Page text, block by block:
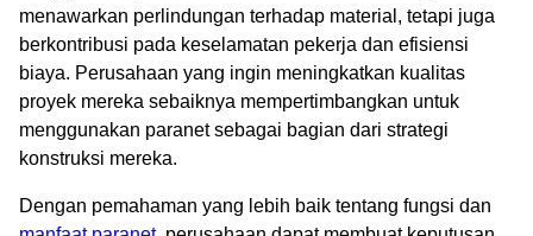
menawarkan perlindungan terhadap material, tetapi juga
berkontribusi pada keselamatan pekerja dan efisiensi
biaya. Perusahaan yang ingin meningkatkan kualitas
proyek mereka sebaiknya mempertimbangkan untuk
menggunakan paranet sebagai bagian dari strategi
konstruksi mereka.
Dengan pemahaman yang lebih baik tentang fungsi dan